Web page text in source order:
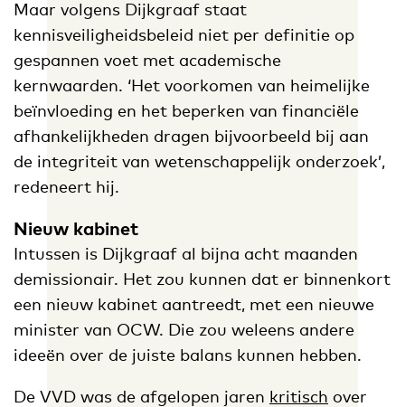
Maar volgens Dijkgraaf staat
kennisveiligheidsbeleid niet per definitie op
gespannen voet met academische
kernwaarden. ‘Het voorkomen van heimelijke
beïnvloeding en het beperken van financiële
afhankelijkheden dragen bijvoorbeeld bij aan
de integriteit van wetenschappelijk onderzoek’,
redeneert hij.
Nieuw kabinet
Intussen is Dijkgraaf al bijna acht maanden
demissionair. Het zou kunnen dat er binnenkort
een nieuw kabinet aantreedt, met een nieuwe
minister van OCW. Die zou weleens andere
ideeën over de juiste balans kunnen hebben.
De VVD was de afgelopen jaren kritisch over